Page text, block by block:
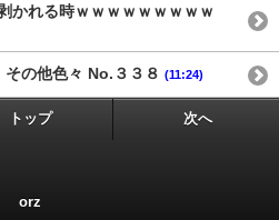
かれる時ｗｗｗｗｗｗｗｗｗ
その他色々 No.３３８ (11:24)
トップ 次へ
orz